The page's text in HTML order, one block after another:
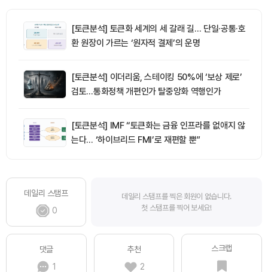
[토큰분석] 토큰화 세계의 세 갈래 길… 단일·공통·호
환 원장이 가르는 ‘원자적 결제’의 운명
[토큰분석] 이더리움, 스테이킹 50%에 ‘보상 제로’
검토…통화정책 개편인가 탈중앙화 역행인가
[토큰분석] IMF “토큰화는 금융 인프라를 없애지 않
는다… ‘하이브리드 FMI’로 재편할 뿐”
데일리 스탬프
0
데일리 스탬프를 찍은 회원이 없습니다.
첫 스탬프를 찍어 보세요!
댓글
1
추천
2
스크랩